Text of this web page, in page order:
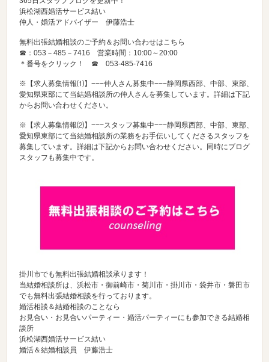
浜松湖西婚活サービス結い
仲人・婚活アドバイザー 伊藤浩士
無料出張結婚相談のご予約＆お問い合わせはこちら
☎：053－485－7416 営業時間：10:00～20:00
＊番号をクリック！ ☎053-485-7416
※【求人募集情報⑴】−−−仲人さん募集中−−−静岡県西部、中部、東部、
愛知県東部にて当結婚相談所の仲人さんを募集しています。詳細は下記
からお問い合わせください。
※【求人募集情報⑵】−−−スタッフ募集中−−−静岡県西部、中部、東部、
愛知県東部にて当結婚相談所の業務をお手伝いしてくださるスタッフを
募集しています。詳細は下記からお問い合わせください。同時にブログ
スタッフも募集中です。
掛川市でも無料出張結婚相談承ります！
当結婚相談所は、浜松市・御前崎市・菊川市・掛川市・袋井市・磐田市
でも無料出張結婚相談を行っております。
婚活相談＆結婚相談のことなら
お見合い・お見合いパーティー・婚活パーティーにも参加できる結婚相
談所
浜松湖西婚活サービス結い
婚活＆結婚相談員 伊藤浩士